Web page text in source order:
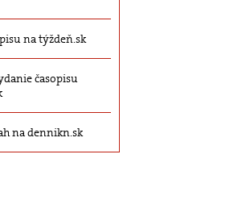
na týždeň.sk
časopisu
na dennikn.sk